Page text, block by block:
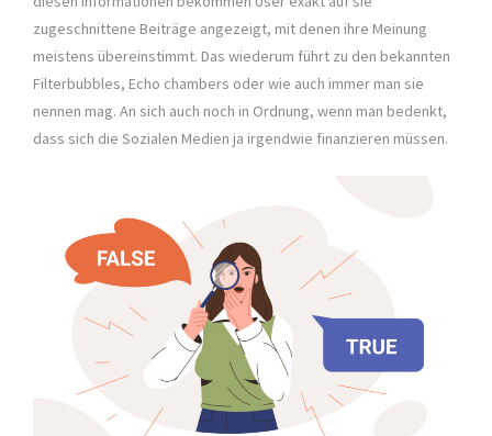
zugeschnittene Beiträge angezeigt, mit denen ihre Meinung
meistens übereinstimmt. Das wiederum führt zu den bekannten
Filterbubbles, Echo chambers oder wie auch immer man sie
nennen mag. An sich auch noch in Ordnung, wenn man bedenkt,
dass sich die Sozialen Medien ja irgendwie finanzieren müssen.